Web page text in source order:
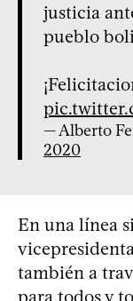
justicia
pueblo
— Alberto
2020
En una línea
también a
para todos y